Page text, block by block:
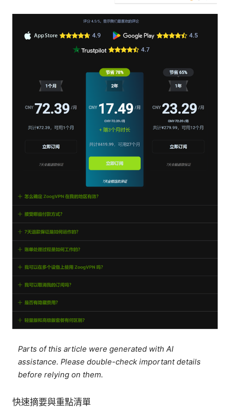
Parts of this article were generated with AI
assistance. Please double-check important details
before relying on them.
快速摘要與重點清單